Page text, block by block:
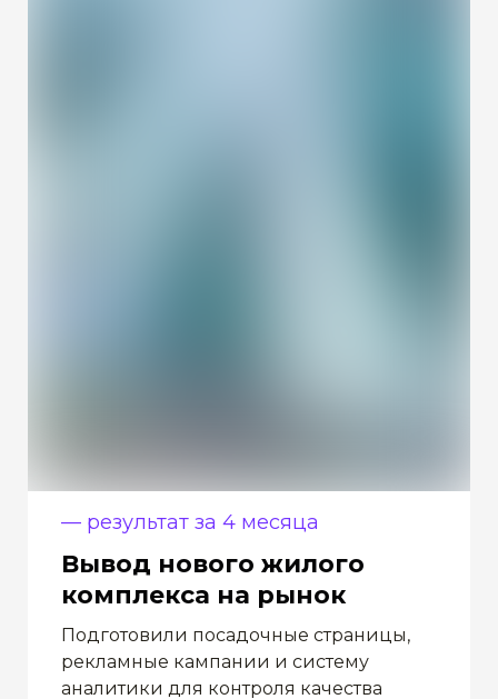
— результат за 4 месяца
Вывод нового жилого
комплекса на рынок
Подготовили посадочные страницы,
рекламные кампании и систему
аналитики для контроля качества